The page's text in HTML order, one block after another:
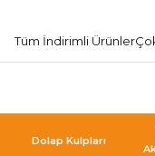
Tüm İndirimli Ürünler
Dolap Kulpları